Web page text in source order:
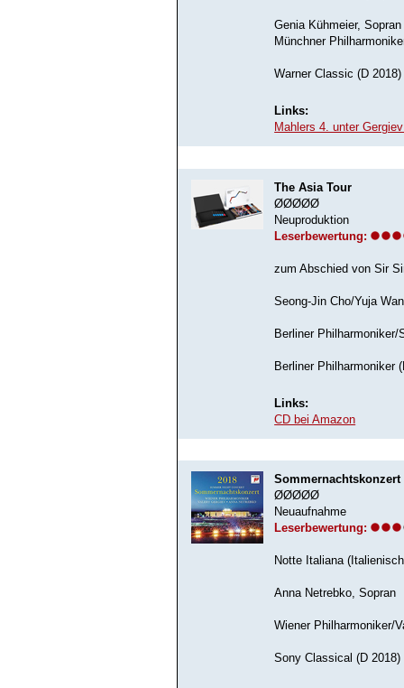
Genia Kühmeier, Sopran
Münchner
Warner Classic (D 2018)
Links:
Mahlers 4. unter
The Asia Tour
ØØØØØ
Neuproduktion
Leserbewertung:
zum Abschied von Sir
Seong-Jin Cho/Yuja
Berliner Philharmoniker/
Berliner Philharmoniker
Links:
CD bei Amazon
Sommernachtskonzert
ØØØØØ
Neuaufnahme
Leserbewertung:
Notte Italiana
Anna Netrebko, Sopran
Wiener Philharmoniker/
Sony Classical (D 2018)